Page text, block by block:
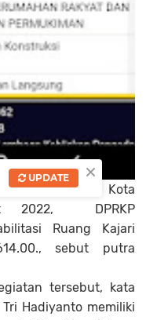
dalam LPSE Kota
2022, DPRKP
Ruang Kajari
sebut putra
tersebut, kata
Hadiyanto memiliki
×
UPDATE